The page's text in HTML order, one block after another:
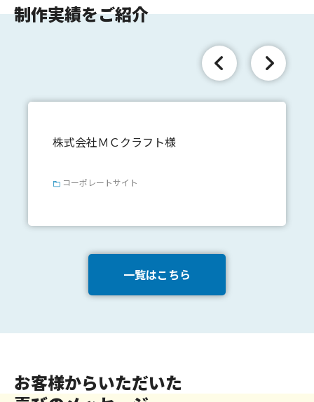
制作実績をご紹介
株式会社ＭＣクラフト様
コーポレートサイト
一覧はこちら
お客様からいただいた